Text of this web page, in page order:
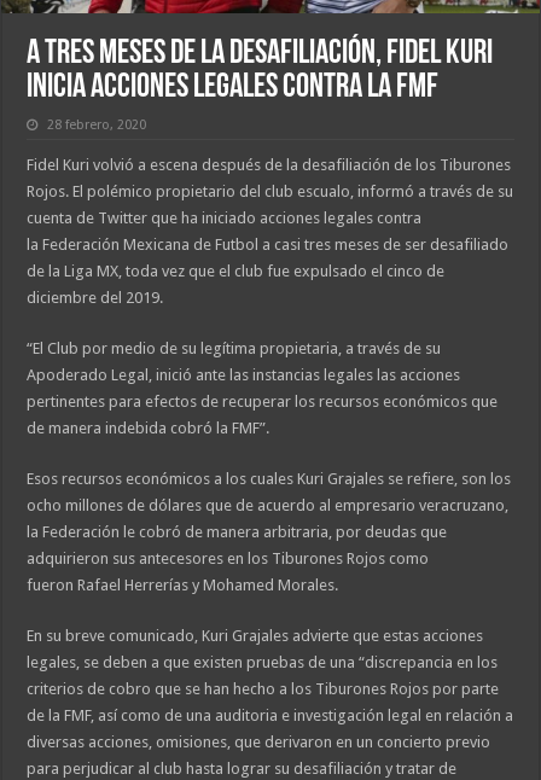
A tres meses de la desafiliación, Fidel Kuri
inicia acciones legales contra la FMF
28 febrero, 2020
Fidel Kuri volvió a escena después de la desafiliación de los Tiburones
Rojos. El polémico propietario del club escualo, informó a través de su
cuenta de Twitter que ha iniciado acciones legales contra
la Federación Mexicana de Futbol a casi tres meses de ser desafiliado
de la Liga MX, toda vez que el club fue expulsado el cinco de
diciembre del 2019.
“El Club por medio de su legítima propietaria, a través de su
Apoderado Legal, inició ante las instancias legales las acciones
pertinentes para efectos de recuperar los recursos económicos que
de manera indebida cobró la FMF”.
Esos recursos económicos a los cuales Kuri Grajales se refiere, son los
ocho millones de dólares que de acuerdo al empresario veracruzano,
la Federación le cobró de manera arbitraria, por deudas que
adquirieron sus antecesores en los Tiburones Rojos como
fueron Rafael Herrerías y Mohamed Morales.
En su breve comunicado, Kuri Grajales advierte que estas acciones
legales, se deben a que existen pruebas de una “discrepancia en los
criterios de cobro que se han hecho a los Tiburones Rojos por parte
de la FMF, así como de una auditoria e investigación legal en relación a
diversas acciones, omisiones, que derivaron en un concierto previo
para perjudicar al club hasta lograr su desafiliación y tratar de